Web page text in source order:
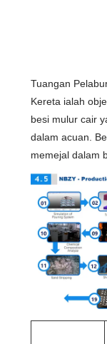
Tuangan
Kereta ialah
besi mulur cair
dalam acuan.
memejal dalam